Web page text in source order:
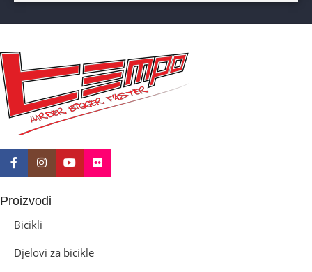
BICIKLI-KOČNICE
Disk mehanički
Proizvodi
Bicikli
Djelovi za bicikle